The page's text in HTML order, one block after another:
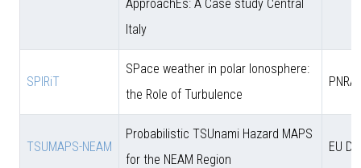
ApproachEs: A Case study Central
Italy
SPIRiT
SPace weather in polar Ionosphere:
the Role of Turbulence
PNRA
TSUMAPS-NEAM
Probabilistic TSUnami Hazard MAPS
for the NEAM Region
EU